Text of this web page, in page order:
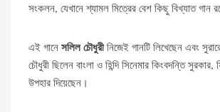
সংকলন, যেখানে শ্যামল মিত্রের বেশ কিছু বিখ্যাত গান
এই গানে সলিল চৌধুরীনিজেই গানটি লিখেছেন এবং
চৌধুরী ছিলেন বাংলা ও হিন্দি সিনেমার কিংবদন্তি
উপহার দিয়েছেন।